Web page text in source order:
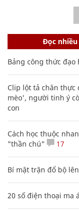
Đọc nhiều
Bảng công thức
Clip lột tả chân thực
mèo', người tinh ý
con
Cách học thuộc
"thần chú"
17
Bí mật trận đổ bộ
20 số điện thoại ma